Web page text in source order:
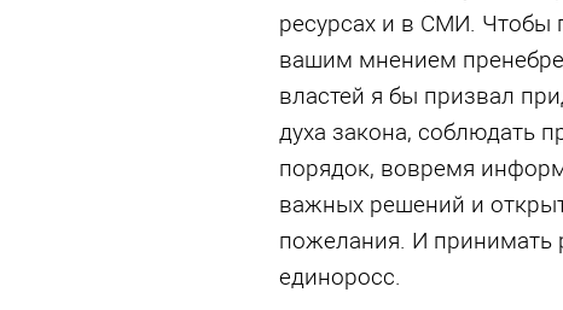
ресурсах и в СМИ. Чтобы
вашим мнением
властей я бы призвал
духа закона, соблюдать
порядок, вовремя
важных решений и
пожелания. И принимать
единоросс.